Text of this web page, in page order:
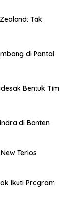
Tak
di Pantai
Bentuk Tim
di Banten
Terios
Ikuti Program